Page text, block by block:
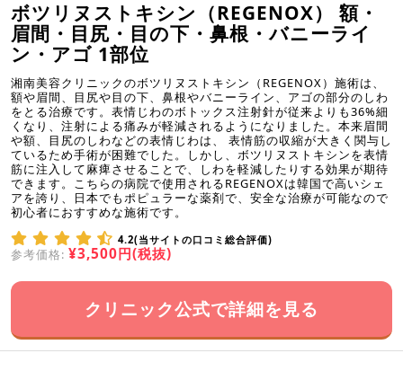
ボツリヌストキシン（REGENOX） 額・
眉間・目尻・目の下・鼻根・バニーライ
ン・アゴ 1部位
湘南美容クリニックのボツリヌストキシン（REGENOX）施術は、
額や眉間、目尻や目の下、鼻根やバニーライン、アゴの部分のしわ
をとる治療です。表情じわのボトックス注射針が従来よりも36%細
くなり、注射による痛みが軽減されるようになりました。本来眉間
や額、目尻のしわなどの表情じわは、 表情筋の収縮が大きく関与し
ているため手術が困難でした。しかし、ボツリヌストキシンを表情
筋に注入して麻痺させることで、しわを軽減したりする効果が期待
できます。こちらの病院で使用されるREGENOXは韓国で高いシェ
アを誇り、日本でもポピュラーな薬剤で、安全な治療が可能なので
初心者におすすめな施術です。
4.2(当サイトの口コミ総合評価)
参考価格: ¥3,500円(税抜)
クリニック公式で詳細を見る